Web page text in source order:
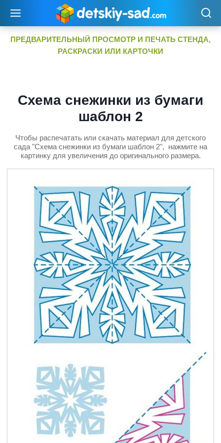
содержимому
ПРЕДВАРИТЕЛЬНЫЙ ПРОСМОТР И ПЕЧАТЬ СТЕНДА,
РАСКРАСКИ ИЛИ КАРТОЧКИ
Схема снежинки из бумаги
шаблон 2
Чтобы распечатать или скачать материал для детского
сада "Схема снежинки из бумаги шаблон 2", нажмите на
картинку для увеличения до оригинального размера.